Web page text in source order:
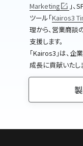
Marketing
｣、
ツール｢Kairos3
理から、営業商談
支援します。
｢Kairos3｣は、企
成長に貢献いたし